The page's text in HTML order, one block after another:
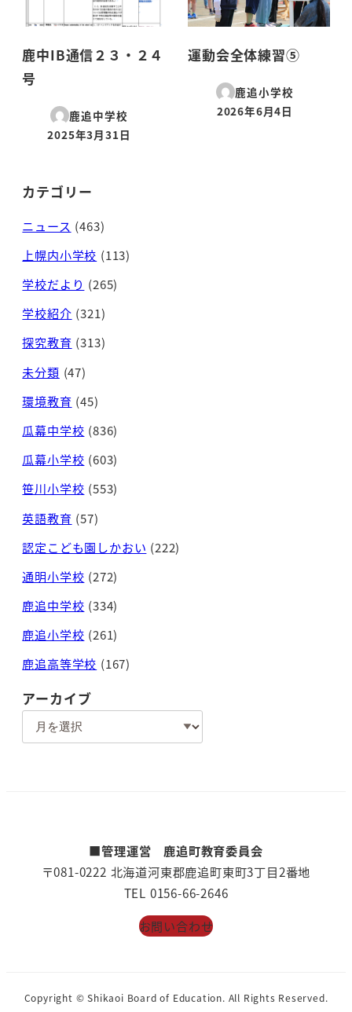
鹿中IB通信２３・２４
号
鹿追中学校
投稿日
2025年3月31日
運動会全体練習⑤
鹿追小学校
投稿日
2026年6月4日
カテゴリー
ニュース (463)
上幌内小学校 (113)
学校だより (265)
学校紹介 (321)
探究教育 (313)
未分類 (47)
環境教育 (45)
瓜幕中学校 (836)
瓜幕小学校 (603)
笹川小学校 (553)
英語教育 (57)
認定こども園しかおい (222)
通明小学校 (272)
鹿追中学校 (334)
鹿追小学校 (261)
鹿追高等学校 (167)
アーカイブ
■管理運営 鹿追町教育委員会
〒081-0222 北海道河東郡鹿追町東町3丁目2番地
TEL 0156-66-2646
お問い合わせ
Copyright © Shikaoi Board of Education. All Rights Reserved.